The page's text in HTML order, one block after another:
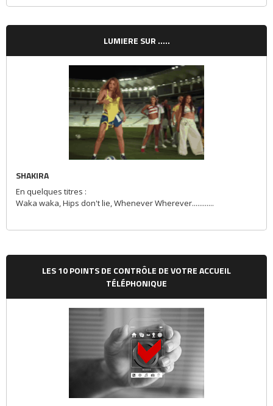
LUMIERE SUR .....
SHAKIRA
En quelques titres :
Waka waka, Hips don't lie, Whenever Wherever............
LES 10 POINTS DE CONTRÔLE DE VOTRE ACCUEIL
TÉLÉPHONIQUE